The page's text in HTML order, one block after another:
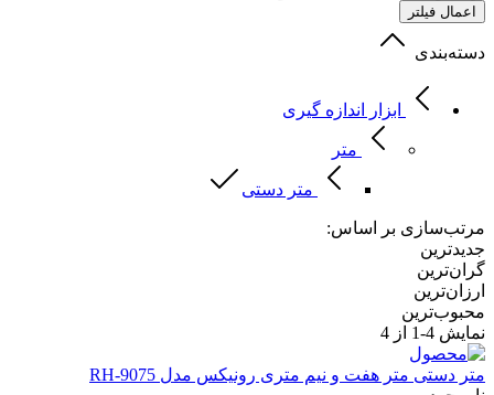
اعمال فیلتر
دسته‌بندی
ابزار اندازه گیری
متر
متر دستی
مرتب‌سازی بر اساس:
جدیدترین
گران‌ترین
ارزان‌ترین
محبوب‌ترین
نمایش 4-1 از 4
متر دستی متر هفت و نیم متری رونیکس مدل RH-9075